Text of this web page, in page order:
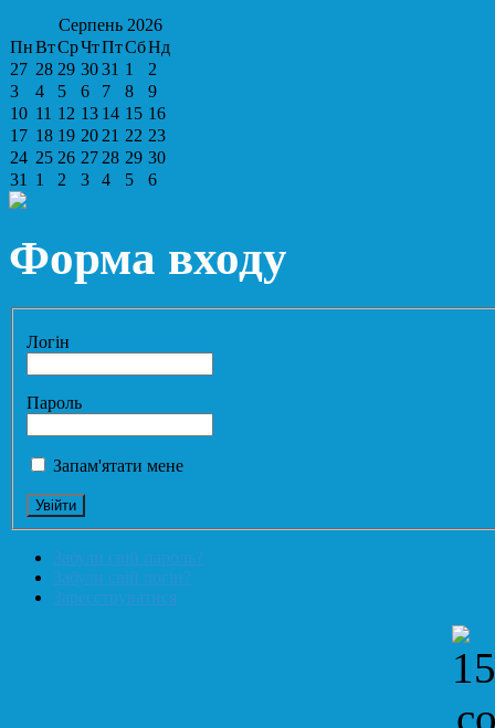
Серпень 2026
ПнВтСрЧтПтСбНд
27 28 29 3031 1
2
3
4 5 6 7 8
9
10 11 12 13 14 15 16
17 18 19 20 21 22 23
24 25 26 27 28 29 30
31
1 2 3 4 5 6
Форма входу
Логін
Пароль
Запам'ятати мене
Забули свій пароль?
Забули свій логін?
Зареєструватися